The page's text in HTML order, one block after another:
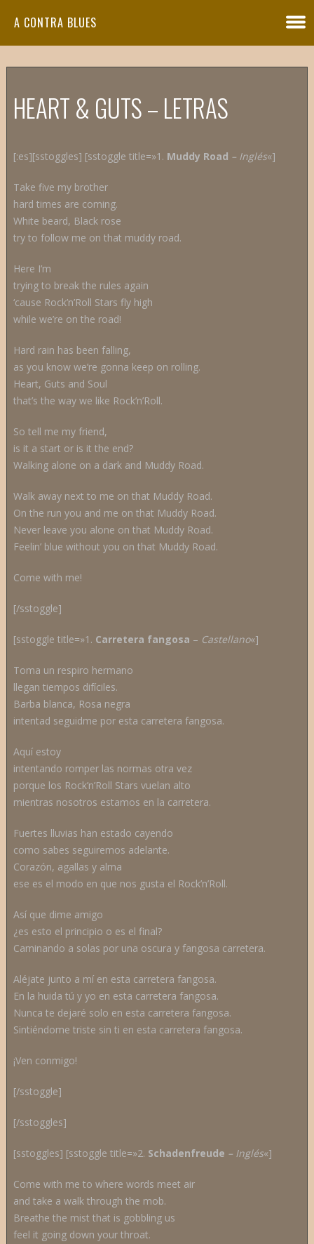
A CONTRA BLUES
HEART & GUTS – LETRAS
[:es][sstoggles] [sstoggle title=»1. Muddy Road – Inglés«]
Take five my brother
hard times are coming.
White beard, Black rose
try to follow me on that muddy road.
Here I’m
trying to break the rules again
‘cause Rock’n’Roll Stars fly high
while we’re on the road!
Hard rain has been falling,
as you know we’re gonna keep on rolling.
Heart, Guts and Soul
that’s the way we like Rock’n’Roll.
So tell me my friend,
is it a start or is it the end?
Walking alone on a dark and Muddy Road.
Walk away next to me on that Muddy Road.
On the run you and me on that Muddy Road.
Never leave you alone on that Muddy Road.
Feelin’ blue without you on that Muddy Road.
Come with me!
[/sstoggle]
[sstoggle title=»1. Carretera fangosa – Castellano«]
Toma un respiro hermano
llegan tiempos difíciles.
Barba blanca, Rosa negra
intentad seguidme por esta carretera fangosa.
Aquí estoy
intentando romper las normas otra vez
porque los Rock’n’Roll Stars vuelan alto
mientras nosotros estamos en la carretera.
Fuertes lluvias han estado cayendo
como sabes seguiremos adelante.
Corazón, agallas y alma
ese es el modo en que nos gusta el Rock’n’Roll.
Así que dime amigo
¿es esto el principio o es el final?
Caminando a solas por una oscura y fangosa carretera.
Aléjate junto a mí en esta carretera fangosa.
En la huida tú y yo en esta carretera fangosa.
Nunca te dejaré solo en esta carretera fangosa.
Sintiéndome triste sin ti en esta carretera fangosa.
¡Ven conmigo!
[/sstoggle]
[/sstoggles]
[sstoggles] [sstoggle title=»2. Schadenfreude – Inglés«]
Come with me to where words meet air
and take a walk through the mob.
Breathe the mist that is gobbling us
feel it going down your throat.